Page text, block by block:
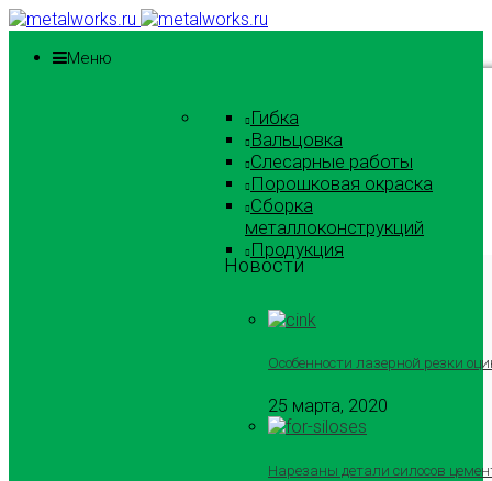
Меню
Гибка
Вальцовка
Слесарные работы
Порошковая окраска
Сборка
металлоконструкций
Продукция
Новости
Особенности лазерной резки
25 марта, 2020
Нарезаны детали силосов